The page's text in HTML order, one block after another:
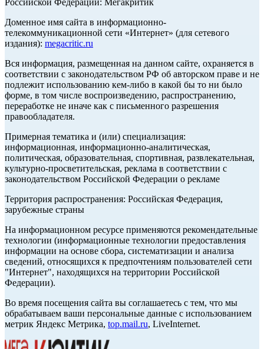
Российской Федерации: Мегакритик
Доменное имя сайта в информационно-
телекоммуникационной сети «Интернет» (для сетевого
издания): megacritic.ru
Вся информация, размещенная на данном сайте, охраняется в
соответствии с законодательством РФ об авторском праве и не
подлежит использованию кем-либо в какой бы то ни было
форме, в том числе воспроизведению, распространению,
переработке не иначе как с письменного разрешения
правообладателя.
Примерная тематика и (или) специализация:
информационная, информационно-аналитическая,
политическая, образовательная, спортивная, развлекательная,
культурно-просветительская, реклама в соответствии с
законодательством Российской Федерации о рекламе
Территория распространения: Российская Федерация,
зарубежные страны
На информационном ресурсе применяются рекомендательные
технологии (информационные технологии предоставления
информации на основе сбора, систематизации и анализа
сведений, относящихся к предпочтениям пользователей сети
"Интернет", находящихся на территории Российской
Федерации).
Во время посещения сайта вы соглашаетесь с тем, что мы
обрабатываем ваши персональные данные с использованием
метрик Яндекс Метрика, top.mail.ru, LiveInternet.